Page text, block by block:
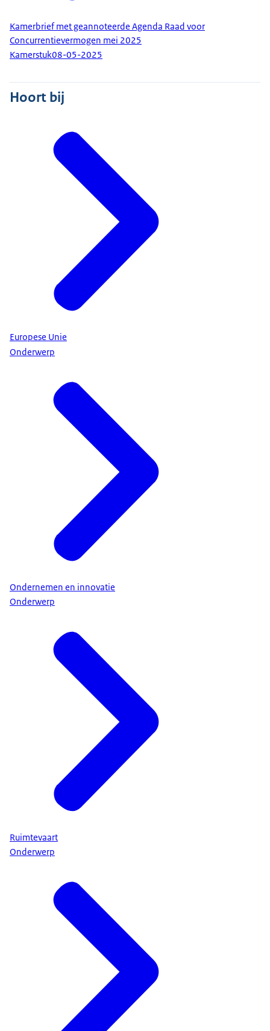
Kamerbrief met geannoteerde Agenda Raad voor
Concurrentievermogen mei 2025
Kamerstuk08-05-2025
Hoort bij
Europese Unie
Onderwerp
Ondernemen en innovatie
Onderwerp
Ruimtevaart
Onderwerp